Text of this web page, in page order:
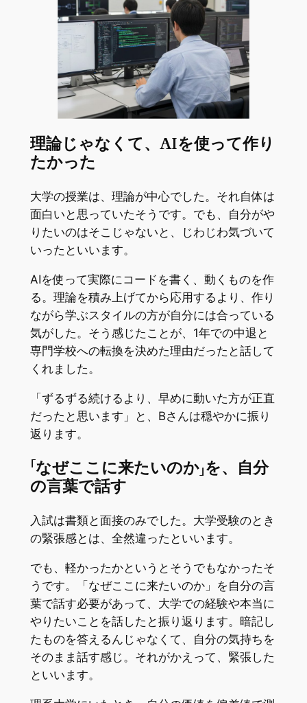
理論じゃなくて、AIを使って作り
たかった
大学の授業は、理論が中心でした。それ自体は
面白いと思っていたそうです。でも、自分がや
りたいのはそこじゃないと、じわじわ気づいて
いったといいます。
AIを使って実際にコードを書く、動くものを作
る。理論を積み上げてから応用するより、作り
ながら学ぶスタイルの方が自分には合っている
気がした。そう感じたことが、1年での中退と
専門学校への転換を決めた理由だったと話して
くれました。
「ずるずる続けるより、早めに動いた方が正直
だったと思います」と、Bさんは穏やかに振り
返ります。
「なぜここに来たいのか」を、自分
の言葉で話す
入試は書類と面接のみでした。大学受験のとき
の緊張感とは、全然違ったといいます。
でも、軽かったかというとそうでもなかったそ
うです。「なぜここに来たいのか」を自分の言
葉で話す必要があって、大学での経験や本当に
やりたいことを話したと振り返ります。暗記し
たものを答えるんじゃなくて、自分の気持ちを
そのまま話す感じ。それがかえって、緊張した
といいます。